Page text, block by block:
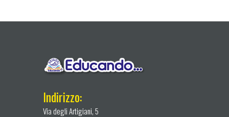
Indirizzo:
Via degli Artigiani, 5